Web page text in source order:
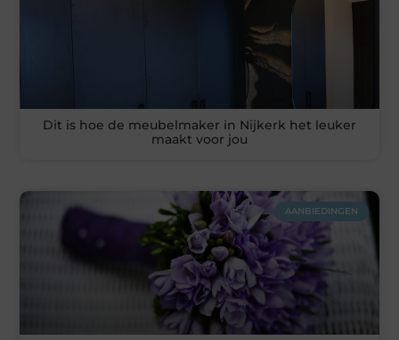
Dit is hoe de meubelmaker in Nijkerk het leuker
maakt voor jou
AANBIEDINGEN